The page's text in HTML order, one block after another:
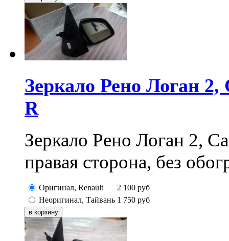
Зеркало Рено Логан 2,
R
Зеркало Рено Логан 2,
правая сторона, без
Оригинал, Renault 2 100 руб
Неоригинал, Тайвань 1 750 руб